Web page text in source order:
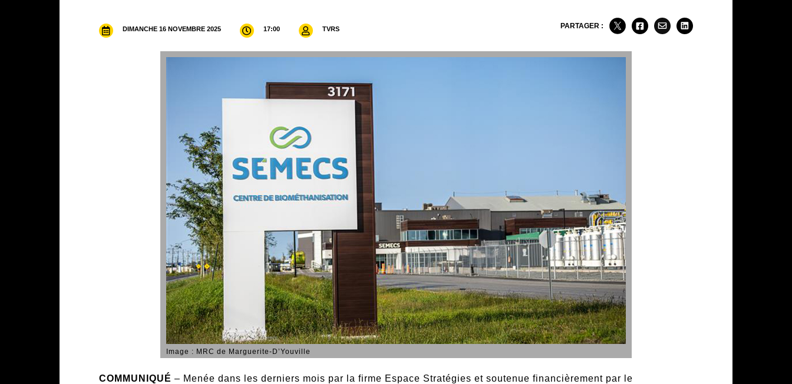
DIMANCHE 16 NOVEMBRE 2025 17:00 TVRS PARTAGER :
Image : MRC de Marguerite-D’Youville
COMMUNIQUÉ – Menée dans les derniers mois par la firme Espace Stratégies et soutenue financièrement par le